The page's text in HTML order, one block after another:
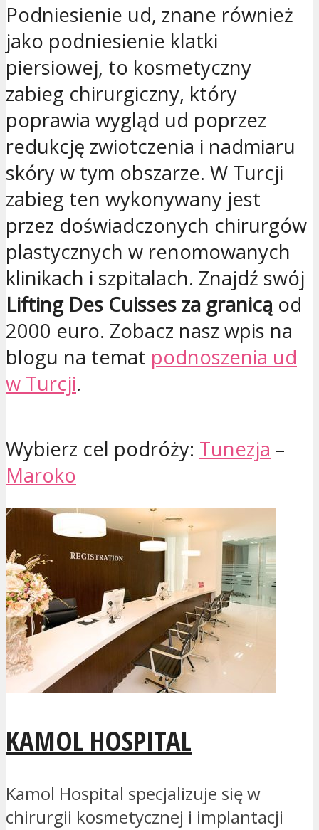
Podniesienie ud, znane również
jako podniesienie klatki
piersiowej, to kosmetyczny
zabieg chirurgiczny, który
poprawia wygląd ud poprzez
redukcję zwiotczenia i nadmiaru
skóry w tym obszarze. W Turcji
zabieg ten wykonywany jest
przez doświadczonych chirurgów
plastycznych w renomowanych
klinikach i szpitalach. Znajdź swój
Lifting Des Cuisses za granicą od
2000 euro. Zobacz nasz wpis na
blogu na temat podnoszenia ud
w Turcji.
Wybierz cel podróży: Tunezja –
Maroko
KAMOL HOSPITAL
Kamol Hospital specjalizuje się w
chirurgii kosmetycznej i implantacji